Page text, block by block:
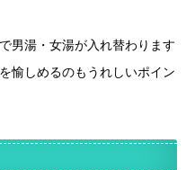
男湯・女湯が入れ替わります
愉しめるのもうれしいポイン